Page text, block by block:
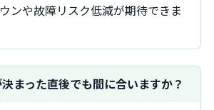
ンや故障リスク低減が期待できま
まった直後でも間に合いますか？